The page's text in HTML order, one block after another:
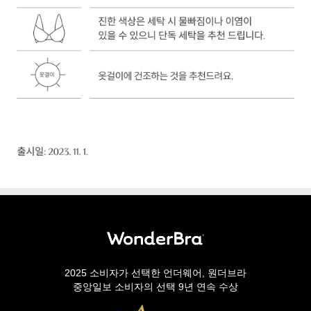
2025 소비자가 선택한 언더웨어, 원더브라
중앙일보 소비자의 선택 9년 연속 수상